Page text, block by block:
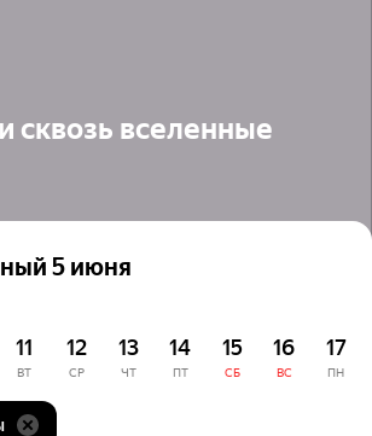
сквозь вселенные
5 июня
11
ВТ
12
СР
13
ЧТ
14
ПТ
15
СБ
16
ВС
17
ПН